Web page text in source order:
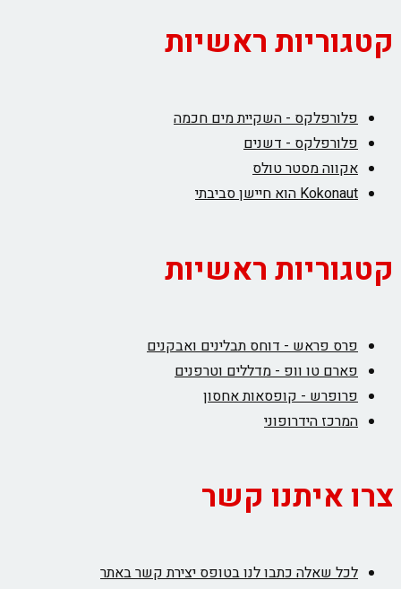
קטגוריות ראשיות
פלורפלקס - השקיית מים חכמה
פלורפלקס - דשנים
אקווה מסטר טולס
Kokonaut הוא חיישן סביבתי
קטגוריות ראשיות
פרס פראש - דוחס תבלינים ואבקנים
פארם טו וופ - מדללים וטרפנים
פרופרש - קופסאות אחסון
המרכז הידרופוני
צרו איתנו קשר
לכל שאלה כתבו לנו בטופס יצירת קשר באתר